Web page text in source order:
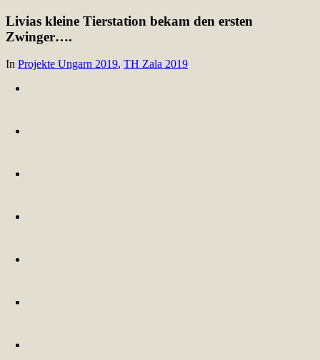
Livias kleine Tierstation bekam den ersten
Zwinger….
In Projekte Ungarn 2019, TH Zala 2019